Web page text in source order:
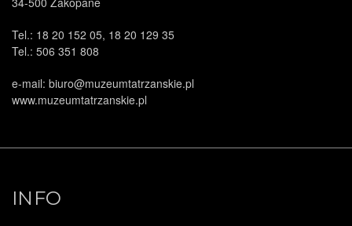
Tel.: 18 20 152 05, 18 20 129 35
Tel.: 506 351 808
e-mail: biuro@muzeumtatrzanskie.pl
www.muzeumtatrzanskie.pl
INFO